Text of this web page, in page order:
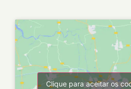
Clique para aceitar os